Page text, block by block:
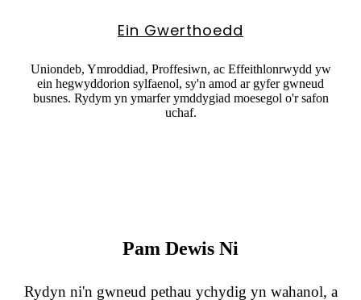
Ein Gwerthoedd
Uniondeb, Ymroddiad, Proffesiwn, ac Effeithlonrwydd yw
ein hegwyddorion sylfaenol, sy'n amod ar gyfer gwneud
busnes. Rydym yn ymarfer ymddygiad moesegol o'r safon
uchaf.
Pam Dewis Ni
Rydyn ni'n gwneud pethau ychydig yn wahanol, a